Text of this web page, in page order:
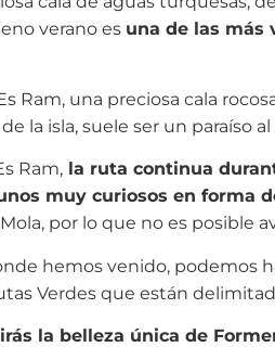
verano es una de las más
Ram, una preciosa cala
la isla, suele ser un paraíso
Ram, la ruta continua
muy curiosos en forma
por lo que no es posible
hemos venido, podemos
Verdes que están
la belleza única de